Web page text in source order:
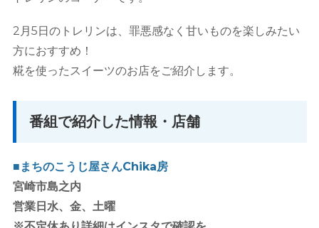
2月5日のトレリンは、罪悪感なく甘いものを楽しみたい
方におすすめ！
糀を使ったスイーツのお店をご紹介します。
番組で紹介した情報・店舗
■まちのこうじ屋さんChika房
宮崎市島之内
営業日水、金、土曜